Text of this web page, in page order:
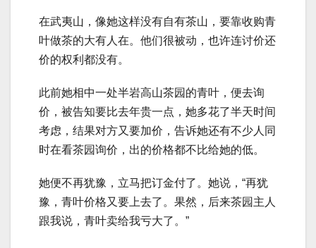
在武夷山，像她这样没有自有茶山，要靠收购青
叶做茶的大有人在。他们很被动，也许连讨价还
价的权利都没有。
此前她相中一处半岩高山茶园的青叶，便去询
价，被告知要比去年贵一点，她多花了半天时间
考虑，结果对方又要加价，告诉她还有不少人同
时在看茶园询价，出的价格都不比给她的低。
她便不再犹豫，立马把订金付了。她说，“再犹
豫，青叶价格又要上去了。果然，后来茶园主人
跟我说，青叶卖给我亏大了。”